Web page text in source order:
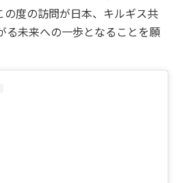
の度の訪問が日本、キルギス共
る未来への一歩となることを願